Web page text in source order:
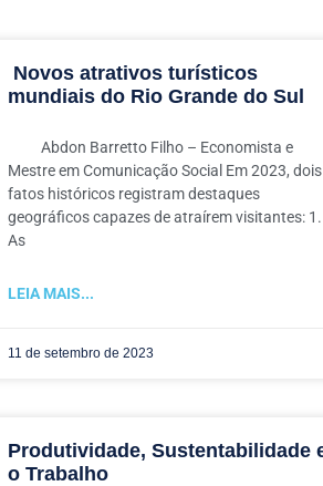
Novos atrativos turísticos
mundiais do Rio Grande do Sul
Abdon Barretto Filho – Economista e
Mestre em Comunicação Social Em 2023, dois
fatos históricos registram destaques
geográficos capazes de atraírem visitantes: 1.
As
LEIA MAIS...
11 de setembro de 2023
Produtividade, Sustentabilidade
o Trabalho